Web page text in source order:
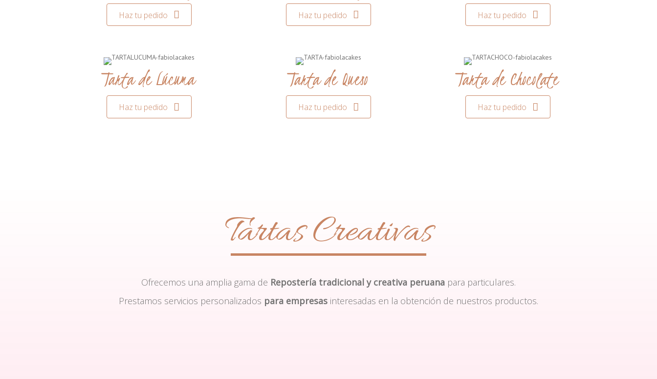
Haz tu pedido Haz tu pedido Haz tu pedido
Tarta de Lúcuma
Haz tu pedido
Tarta de Queso
Haz tu pedido
Tarta de Chocolate
Haz tu pedido
Tartas Creativas
Ofrecemos una amplia gama de Repostería tradicional y creativa peruana para particulares.
Prestamos servicios personalizados para empresas interesadas en la obtención de nuestros productos.